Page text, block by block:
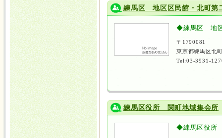
練馬区 地区区民館・北町第
◆練馬区 地
〒1790081
東京都練馬区北
Tel:03-3931-
練馬区役所 関町地域集会所
◆練馬区役所